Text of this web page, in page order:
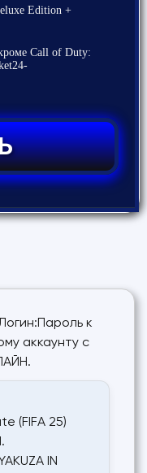
Edition +
Call of Duty:
к
аккаунту с
(FIFA 25)
IN